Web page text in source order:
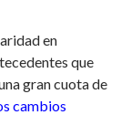
en
que
gran cuota de
cambios